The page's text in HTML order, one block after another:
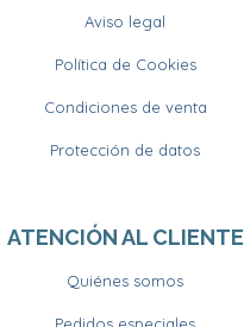
Aviso legal
Política de Cookies
Condiciones de venta
Protección de datos
ATENCIÓN AL CLIENTE
Quiénes somos